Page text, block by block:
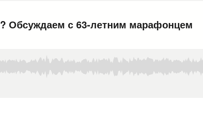
Обсуждаем с 63-летним марафонцем